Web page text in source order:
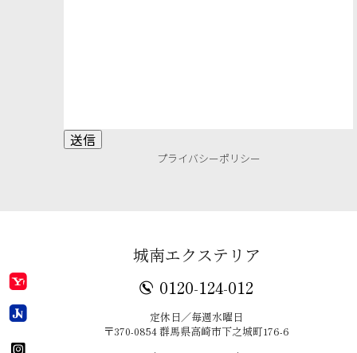
プライバシーポリシー
城南エクステリア
0120-124-012
定休日／毎週水曜日
〒370-0854 群馬県高崎市下之城町176-6